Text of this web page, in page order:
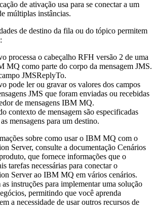
de ativação usa para se conectar a um
múltiplas instâncias.
de destino da fila ou do tópico permitem
processa o cabeçalho RFH versão 2 de uma
MQ como parte do corpo da mensagem JMS.
JMSReplyTo.
pode ler ou gravar os valores dos campos
JMS que foram enviadas ou recebidas
de mensagens IBM MQ.
contexto de mensagem são especificadas
mensagens para um destino.
sobre como usar o IBM MQ com o
Server, consulte a documentação Cenários
que fornece informações que o
tarefas necessárias para conectar o
Serverao IBM MQ em vários cenários.
instruções para implementar uma solução
permitindo que você aprenda
a necessidade de usar outros recursos de